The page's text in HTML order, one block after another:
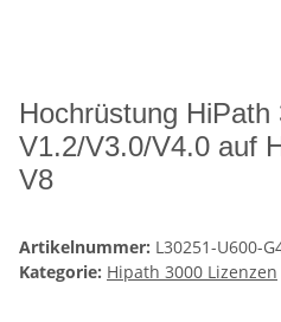
Hochrüstung HiPath
V1.2/V3.0/V4.0 auf
V8
Artikelnummer: L30251-U600-
Kategorie: Hipath 3000 Lizenzen